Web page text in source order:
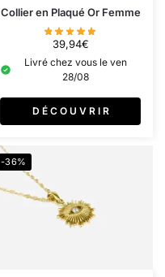
Collier en Plaqué Or Femme
39,94€
Livré chez vous le ven
28/08
D É C O U V R I R
-36%